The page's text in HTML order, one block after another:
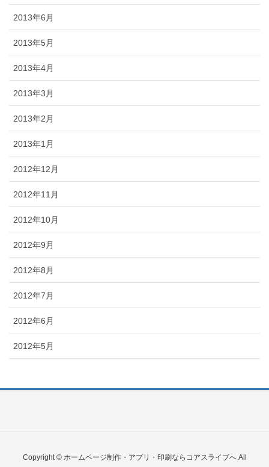
2013年6月
2013年5月
2013年4月
2013年3月
2013年2月
2013年1月
2012年12月
2012年11月
2012年10月
2012年9月
2012年8月
2012年7月
2012年6月
2012年5月
Copyright © ホームページ制作・アプリ・印刷ならコアスライブへ All